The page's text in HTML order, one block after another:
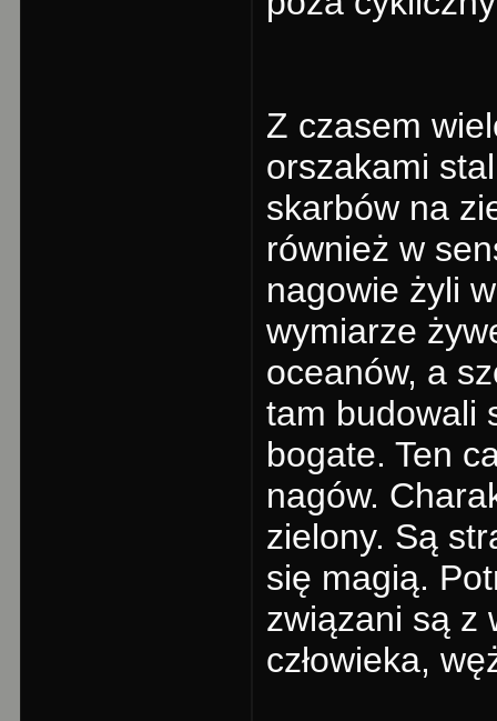
Z czasem
orszakami
skarbów na
również w
nagowie żyli
wymiarze
oceanów, a
tam budowali
bogate. Ten
nagów.
zielony. Są
się magią.
związani są z
człowieka,